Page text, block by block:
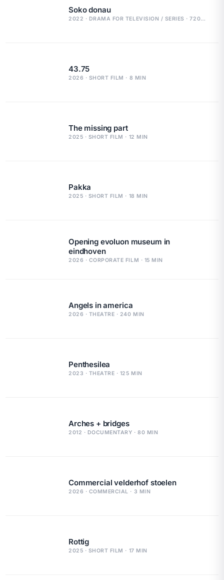
Soko donau
2022 · DRAMA FOR TELEVISION / SERIES · 720 MIN
43.75
2026 · SHORT FILM · 8 MIN
The missing part
2025 · SHORT FILM · 12 MIN
Pakka
2025 · SHORT FILM · 18 MIN
Opening evoluon museum in
eindhoven
2026 · CORPORATE FILM · 15 MIN
Angels in america
2026 · THEATRE · 240 MIN
Penthesilea
2023 · THEATRE · 125 MIN
Arches + bridges
2012 · DOCUMENTARY · 80 MIN
Commercial velderhof stoelen
2026 · COMMERCIAL · 3 MIN
Rottig
2025 · SHORT FILM · 17 MIN